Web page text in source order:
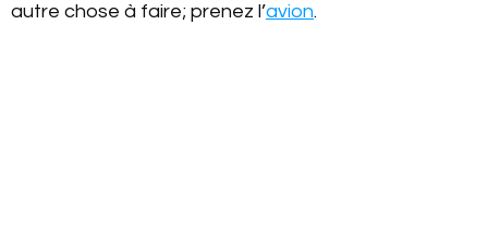
autre chose à faire; prenez l’avion.